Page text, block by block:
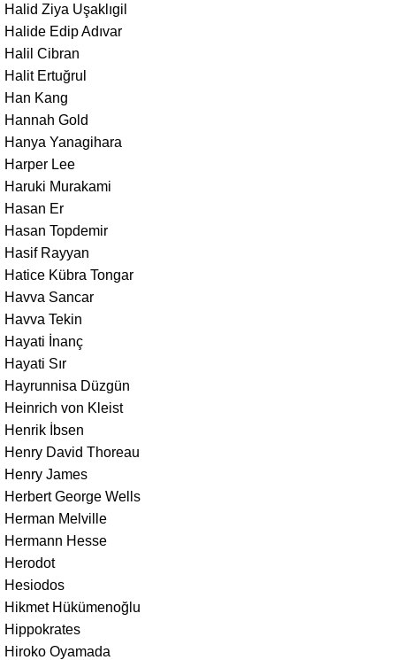
Halid Ziya Uşaklıgil
Halide Edip Adıvar
Halil Cibran
Halit Ertuğrul
Han Kang
Hannah Gold
Hanya Yanagihara
Harper Lee
Haruki Murakami
Hasan Er
Hasan Topdemir
Hasif Rayyan
Hatice Kübra Tongar
Havva Sancar
Havva Tekin
Hayati İnanç
Hayati Sır
Hayrunnisa Düzgün
Heinrich von Kleist
Henrik İbsen
Henry David Thoreau
Henry James
Herbert George Wells
Herman Melville
Hermann Hesse
Herodot
Hesiodos
Hikmet Hükümenoğlu
Hippokrates
Hiroko Oyamada